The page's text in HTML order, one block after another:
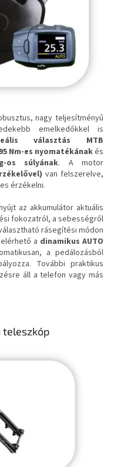
nagy teljesítményű
emelkedőkkel is
választás MTB
95 Nm-es nyomatékánakés
os súlyának. A motor
van felszerelve,
érzékelni.
az akkumulátor aktuális
fokozatról, a sebességről
rásegítési módon
a dinamikus AUTO
a pedálozásból
További praktikus
áll a telefon vagy más
teleszkóp